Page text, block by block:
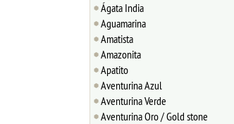
Ágata India
Aguamarina
Amatista
Amazonita
Apatito
Aventurina Azul
Aventurina Verde
Aventurina Oro / Gold stone